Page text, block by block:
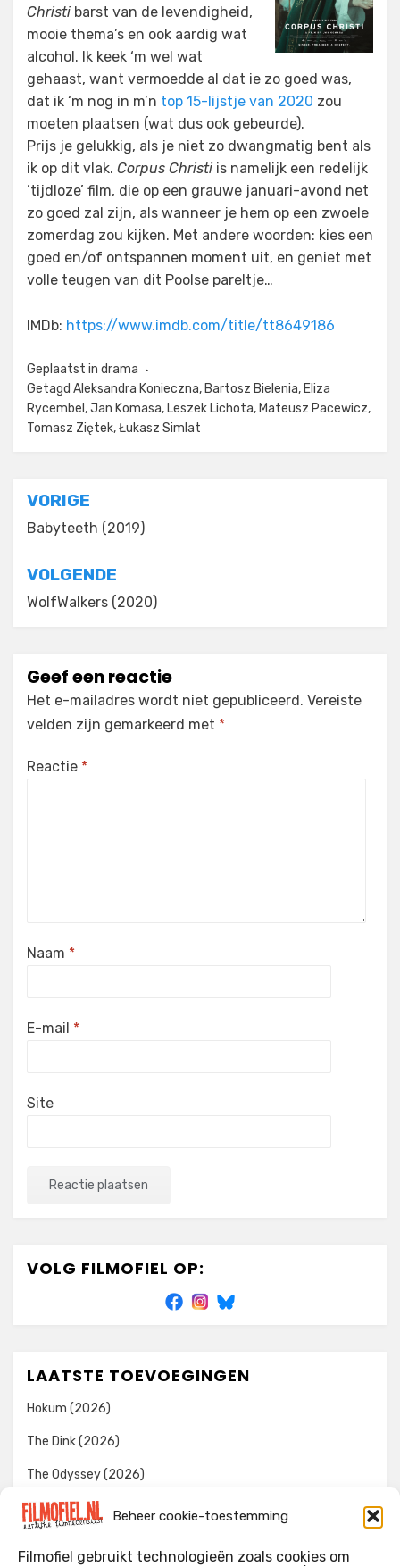
Beheer cookie-toestemming
Filmofiel gebruikt technologieën zoals cookies om
Christi barst van de levendigheid,
mooie thema’s en ook aardig wat
alcohol. Ik keek ‘m wel wat
gehaast, want vermoedde al dat ie zo goed was,
dat ik ‘m nog in m’n top 15-lijstje van 2020 zou
moeten plaatsen (wat dus ook gebeurde).
Prijs je gelukkig, als je niet zo dwangmatig bent als
ik op dit vlak. Corpus Christi is namelijk een redelijk
’tijdloze’ film, die op een grauwe januari-avond net
zo goed zal zijn, als wanneer je hem op een zwoele
zomerdag zou kijken. Met andere woorden: kies een
goed en/of ontspannen moment uit, en geniet met
volle teugen van dit Poolse pareltje…
IMDb: https://www.imdb.com/title/tt8649186
Geplaatst in drama
Getagd Aleksandra Konieczna, Bartosz Bielenia, Eliza
Rycembel ,Jan Komasa, Leszek Lichota, Mateusz Pacewicz,
Tomasz Ziętek,Łukasz Simlat
Bericht
navigatie
VORIGE
Babyteeth (2019)
VOLGENDE
WolfWalkers (2020)
Geef een reactie
Het e-mailadres wordt niet gepubliceerd. Vereiste
velden zijn gemarkeerd met *
Reactie *
Naam *
E-mail *
Site
VOLG FILMOFIEL OP:
LAATSTE TOEVOEGINGEN
Hokum (2026)
The Dink (2026)
The Odyssey (2026)
Evil Dead Burn (2026)